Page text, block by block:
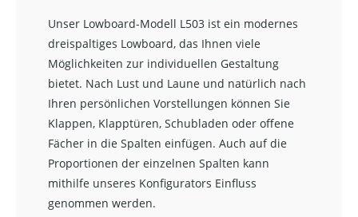
Unser Lowboard-Modell L503 ist ein modernes
dreispaltiges Lowboard, das Ihnen viele
Möglichkeiten zur individuellen Gestaltung
bietet. Nach Lust und Laune und natürlich nach
Ihren persönlichen Vorstellungen können Sie
Klappen, Klapptüren, Schubladen oder offene
Fächer in die Spalten einfügen. Auch auf die
Proportionen der einzelnen Spalten kann
mithilfe unseres Konfigurators Einfluss
genommen werden.